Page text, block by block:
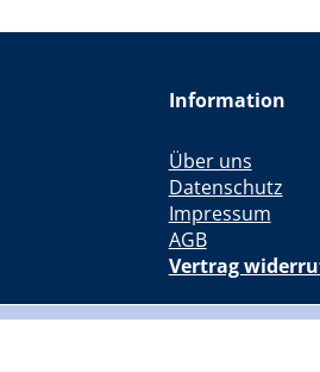
Information
Über uns
Datenschutz
Impressum
AGB
Vertrag